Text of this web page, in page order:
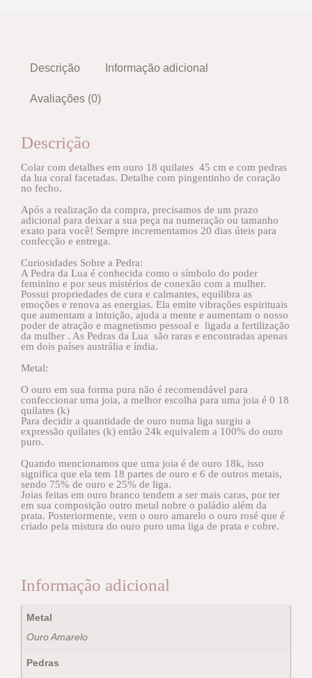
Descrição Informação adicional
Avaliações (0)
Descrição
Colar com detalhes em ouro 18 quilates 45 cm e com pedras
da lua coral facetadas. Detalhe com pingentinho de coração
no fecho.
Após a realização da compra, precisamos de um prazo
adicional para deixar a sua peça na numeração ou tamanho
exato para você! Sempre incrementamos 20 dias úteis para
confecção e entrega.
Curiosidades Sobre a Pedra:
A Pedra da Lua é conhecida como o símbolo do poder
feminino e por seus mistérios de conexão com a mulher.
Possui propriedades de cura e calmantes, equilibra as
emoções e renova as energias. Ela emite vibrações espirituais
que aumentam a intuição, ajuda a mente e aumentam o nosso
poder de atração e magnetismo pessoal e ligada a fertilização
da mulher . As Pedras da Lua são raras e encontradas apenas
em dois países austrália e índia.
Metal:
O ouro em sua forma pura não é recomendável para
confeccionar uma joia, a melhor escolha para uma joia é 0 18
quilates (k)
Para decidir a quantidade de ouro numa liga surgiu a
expressão quilates (k) então 24k equivalem a 100% do ouro
puro.
Quando mencionamos que uma joia é de ouro 18k, isso
significa que ela tem 18 partes de ouro e 6 de outros metais,
sendo 75% de ouro e 25% de liga.
Joias feitas em ouro branco tendem a ser mais caras, por ter
em sua composição outro metal nobre o paládio além da
prata. Posteriormente, vem o ouro amarelo o ouro rosé que é
criado pela mistura do ouro puro uma liga de prata e cobre.
Informação adicional
Metal
Ouro Amarelo
Pedras